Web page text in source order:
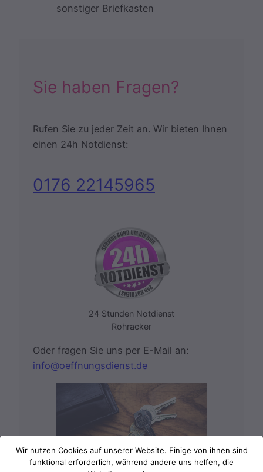
sonstiger Briefkasten
Sie haben Fragen?
Rufen Sie zu jeder Zeit an. Wir bieten Ihnen
einen 24h Notdienst:
0176 22145965
24 Stunden Notdienst
Rohracker
Oder fragen Sie uns per E-Mail an:
info@oeffnungsdienst.de
Wir nutzen Cookies auf unserer Website. Einige von ihnen sind
funktional erforderlich, während andere uns helfen, die